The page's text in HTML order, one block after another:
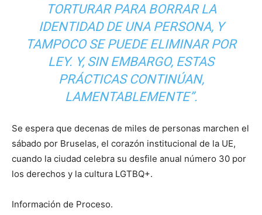
TORTURAR PARA BORRAR LA
IDENTIDAD DE UNA PERSONA, Y
TAMPOCO SE PUEDE ELIMINAR POR
LEY. Y, SIN EMBARGO, ESTAS
PRÁCTICAS CONTINÚAN,
LAMENTABLEMENTE”.
Se espera que decenas de miles de personas marchen el
sábado por Bruselas, el corazón institucional de la UE,
cuando la ciudad celebra su desfile anual número 30 por
los derechos y la cultura LGTBQ+.
Información de Proceso.